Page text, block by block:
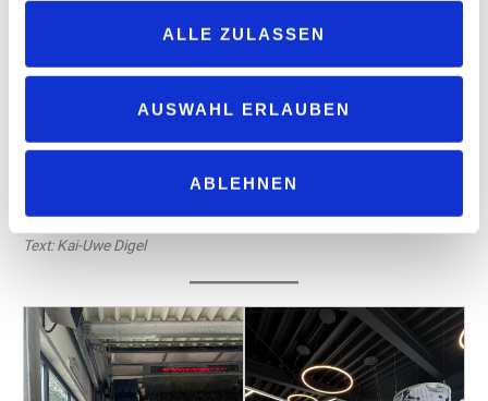
ALLE ZULASSEN
AUSWAHL ERLAUBEN
ABLEHNEN
wie etwa beim zehnjährigen Jubiläum der Station, bei dem es
diese Aufmerksamkeiten zehn Tage lang eigentlich zu gewinnen
PV-Anlage auf dem Dach, eine Kooperation mit einem
Lebensmittel-Retter und ein neuer Vorwäsche-Service an der
Portalanlage: Alles bereits in Planung.
Text: Kai-Uwe Digel